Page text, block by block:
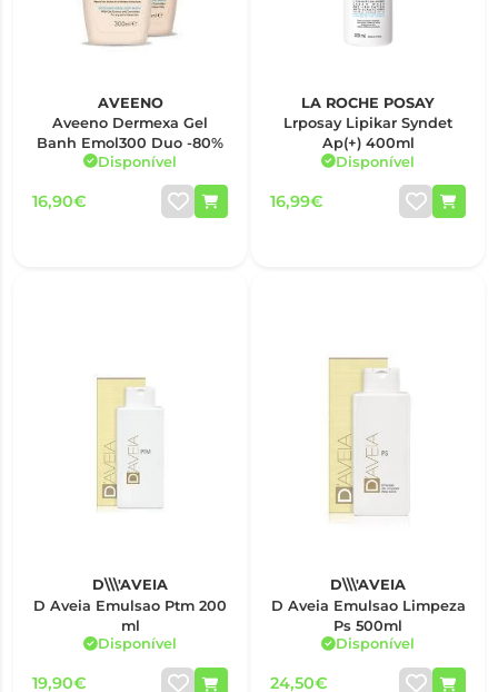
AVEENO
Aveeno Dermexa Gel
Banh Emol300 Duo -80%
Disponível
16,90€
LA ROCHE POSAY
Lrposay Lipikar Syndet
Ap(+) 400ml
Disponível
16,99€
D\\\'AVEIA
D Aveia Emulsao Ptm 200
ml
Disponível
19,90€
D\\\'AVEIA
D Aveia Emulsao Limpeza
Ps 500ml
Disponível
24,50€